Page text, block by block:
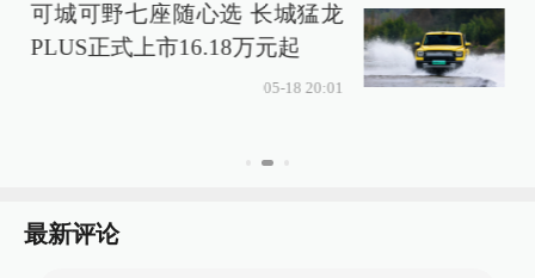
可城可野七座随心选 长城猛龙
PLUS正式上市16.18万元起
05-18 20:01
最新评论